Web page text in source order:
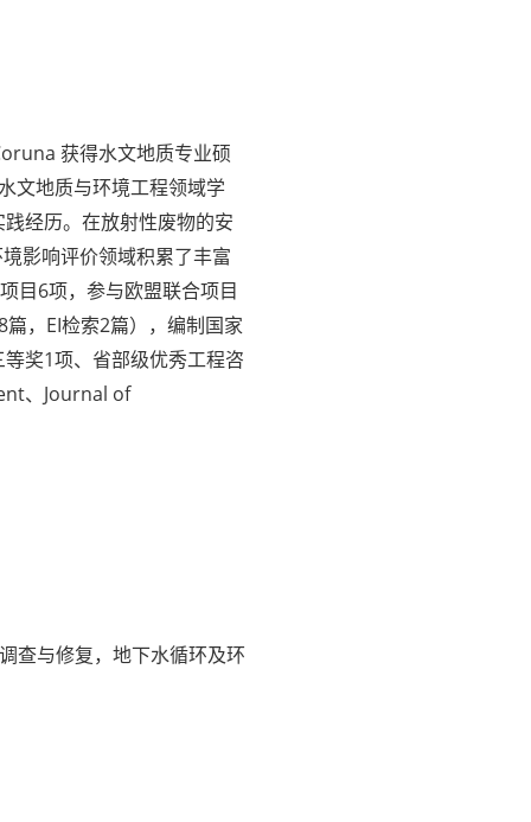
获得水文地质专业硕
文地质与环境工程领域学
经历。在放射性废物的安
影响评价领域积累了丰富
目6项，参与欧盟联合项目
，EI检索2篇），编制国家
奖1项、省部级优秀工程咨
、Journal of
查与修复，地下水循环及环